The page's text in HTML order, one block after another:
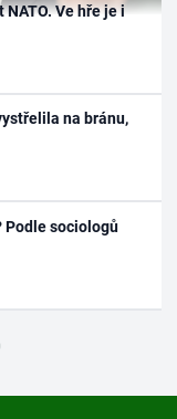
Ve hře je i
na bránu,
Podle sociologů